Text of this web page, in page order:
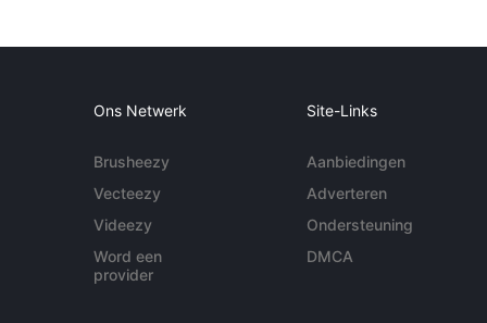
Ons Netwerk
Brusheezy
Vecteezy
Videezy
Word een
provider
Site-Links
Aanbiedingen
Adverteren
Ondersteuning
DMCA